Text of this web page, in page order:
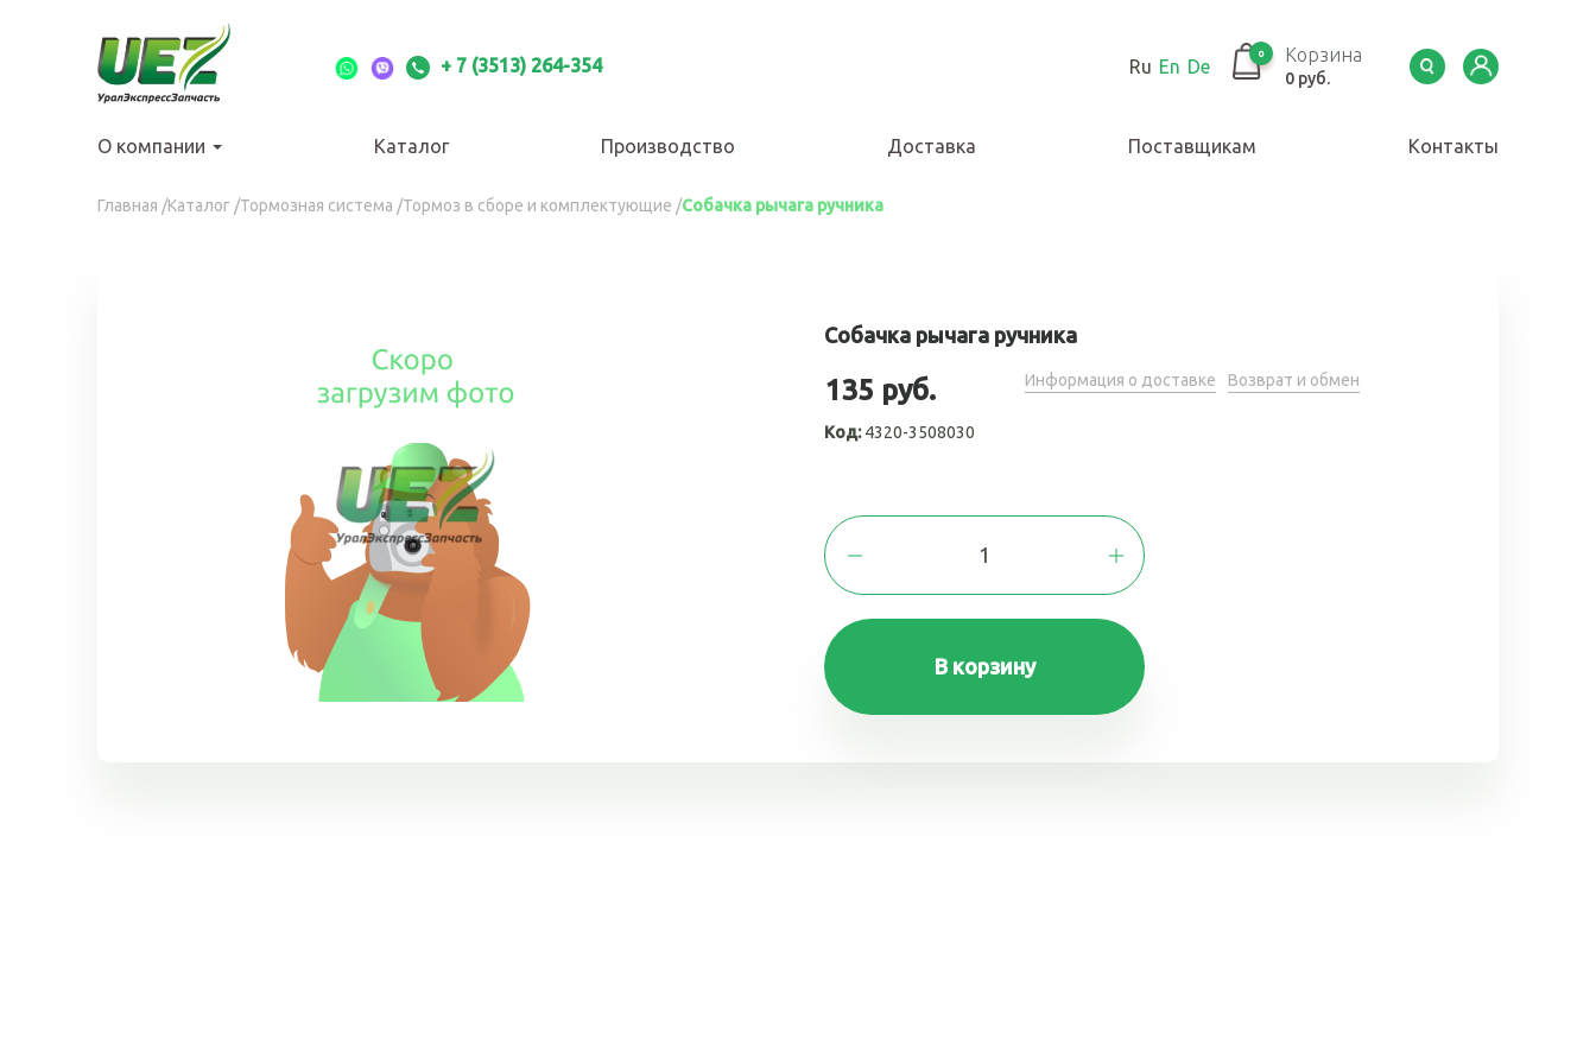
содержанию
+ 7 (3513) 264-354 Ru En De
0 Корзина
0 руб.
О компании Каталог Производство Доставка Поставщикам Контакты
Главная /Каталог /Тормозная система /Тормоз в сборе и комплектующие /Собачка рычага ручника
Собачка рычага ручника
135 руб.
Код:4320-3508030
Информация о доставке Возврат и обмен
В корзину